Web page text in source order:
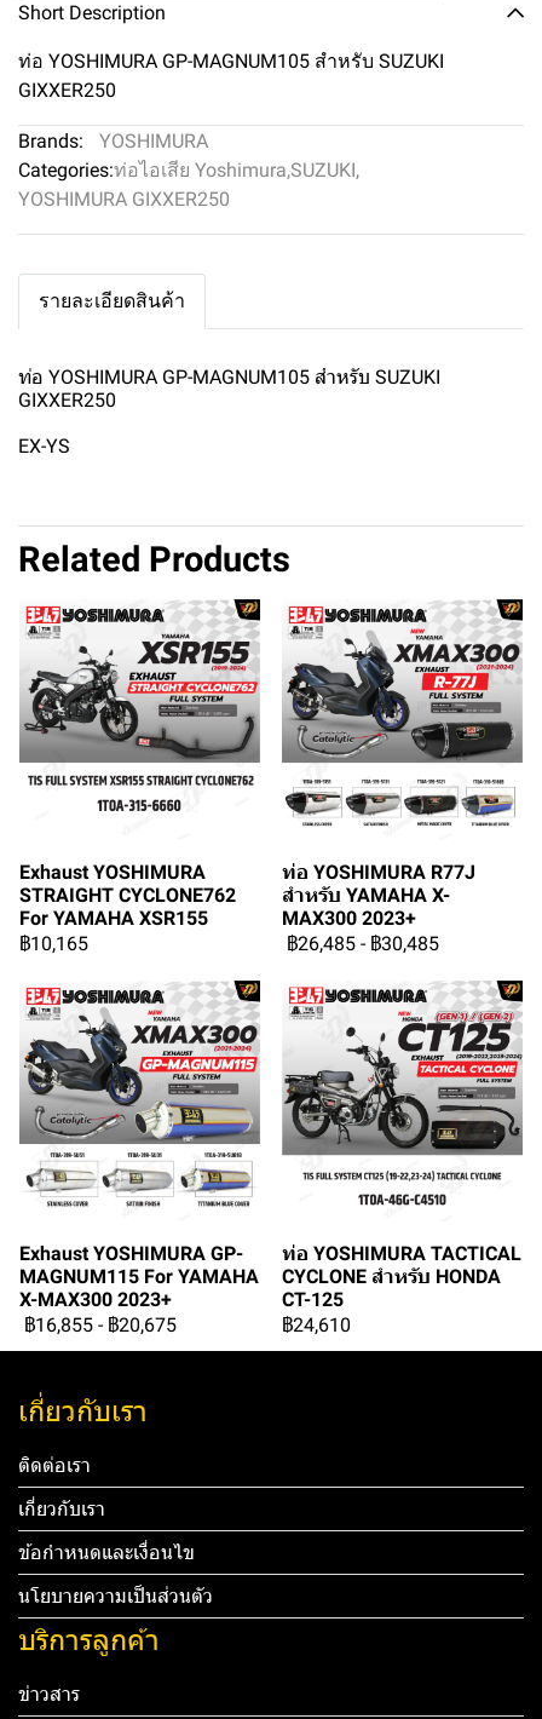
Short Description
ท่อ YOSHIMURA GP-MAGNUM105 สำหรับ SUZUKI
GIXXER250
Brands:
YOSHIMURA
Categories:ท่อไอเสีย Yoshimura,SUZUKI,
YOSHIMURA GIXXER250
รายละเอียดสินค้า
ท่อ YOSHIMURA GP-MAGNUM105 สำหรับ SUZUKI
GIXXER250
EX-YS
Related Products
Exhaust YOSHIMURA
STRAIGHT CYCLONE762
For YAMAHA XSR155
฿10,165
ท่อ YOSHIMURA R77J
สำหรับ YAMAHA X-
MAX300 2023+
฿26,485 - ฿30,485
Exhaust YOSHIMURA GP-
MAGNUM115 For YAMAHA
X-MAX300 2023+
฿16,855 - ฿20,675
ท่อ YOSHIMURA TACTICAL
CYCLONE สำหรับ HONDA
CT-125
฿24,610
เกี่ยวกับเรา
ติดต่อเรา
เกี่ยวกับเรา
ข้อกำหนดและเงื่อนไข
นโยบายความเป็นส่วนตัว
บริการลูกค้า
ข่าวสาร